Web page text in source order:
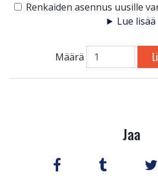
Renkaiden asennus uusille
Lue lisää
Määrä
Jaa